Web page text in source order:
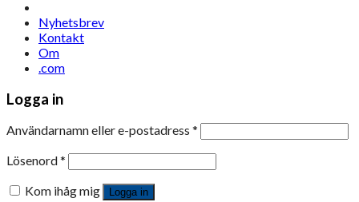
Nyhetsbrev
Kontakt
Om
.com
Logga in
Användarnamn eller e-postadress *
Lösenord*
Kom ihåg mig
Logga in